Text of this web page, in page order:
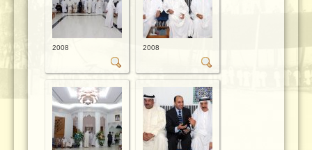
2008 2008